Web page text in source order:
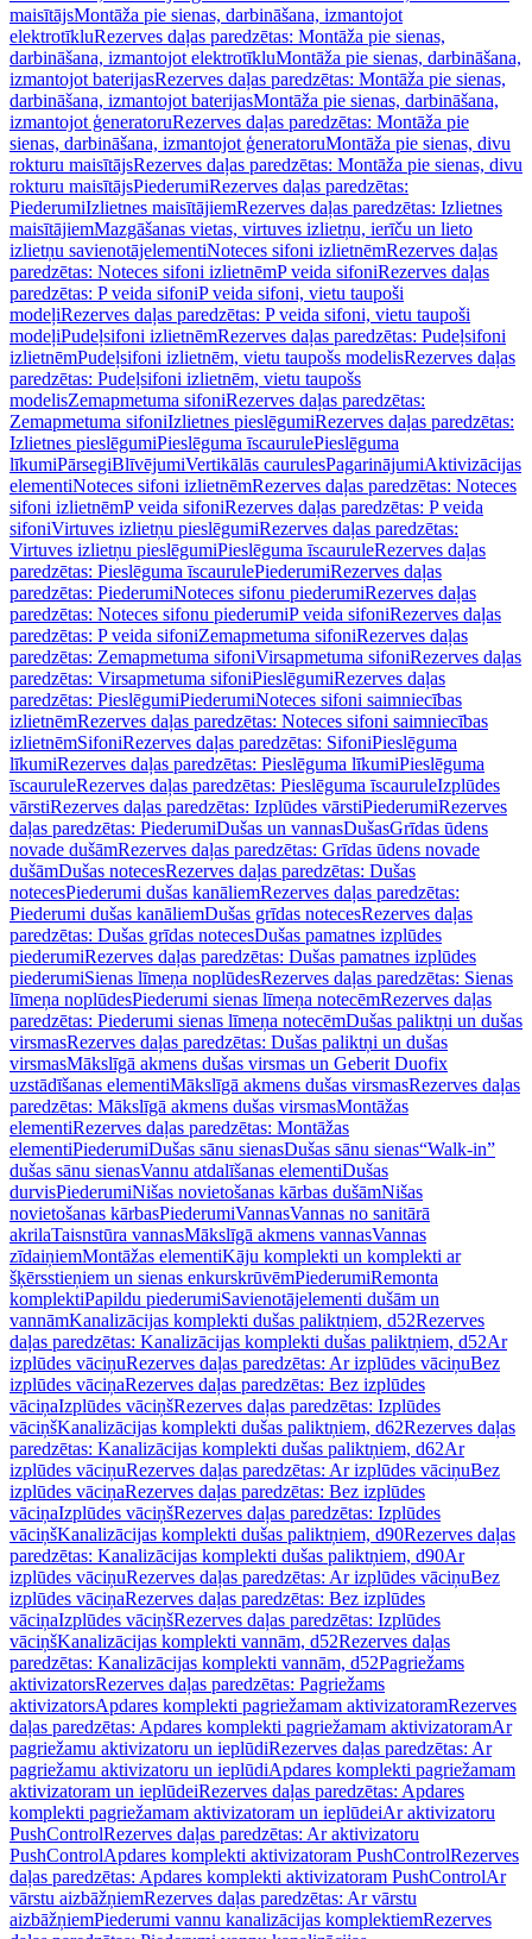
maisītājsMontāža pie sienas, darbināšana, izmantojot
elektrotīkluRezerves daļas paredzētas: Montāža pie sienas,
darbināšana, izmantojot elektrotīkluMontāža pie sienas, darbināšana,
izmantojot baterijasRezerves daļas paredzētas: Montāža pie sienas,
darbināšana, izmantojot baterijasMontāža pie sienas, darbināšana,
izmantojot ģeneratoruRezerves daļas paredzētas: Montāža pie
sienas, darbināšana, izmantojot ģeneratoruMontāža pie sienas, divu
rokturu maisītājsRezerves daļas paredzētas: Montāža pie sienas, divu
rokturu maisītājsPiederumiRezerves daļas paredzētas:
PiederumiIzlietnes maisītājiemRezerves daļas paredzētas: Izlietnes
maisītājiemMazgāšanas vietas, virtuves izlietņu, ierīču un lieto
izlietņu savienotājelementiNoteces sifoni izlietnēmRezerves daļas
paredzētas: Noteces sifoni izlietnēmP veida sifoniRezerves daļas
paredzētas: P veida sifoniP veida sifoni, vietu taupoši
modeļiRezerves daļas paredzētas: P veida sifoni, vietu taupoši
modeļiPudeļsifoni izlietnēmRezerves daļas paredzētas: Pudeļsifoni
izlietnēmPudeļsifoni izlietnēm, vietu taupošs modelisRezerves daļas
paredzētas: Pudeļsifoni izlietnēm, vietu taupošs
modelisZemapmetuma sifoniRezerves daļas paredzētas:
Zemapmetuma sifoniIzlietnes pieslēgumiRezerves daļas paredzētas:
Izlietnes pieslēgumiPieslēguma īscaurulePieslēguma
līkumiPārsegiBlīvējumiVertikālās caurulesPagarinājumiAktivizācijas
elementiNoteces sifoni izlietnēmRezerves daļas paredzētas: Noteces
sifoni izlietnēmP veida sifoniRezerves daļas paredzētas: P veida
sifoniVirtuves izlietņu pieslēgumiRezerves daļas paredzētas:
Virtuves izlietņu pieslēgumiPieslēguma īscauruleRezerves daļas
paredzētas: Pieslēguma īscaurulePiederumiRezerves daļas
paredzētas: PiederumiNoteces sifonu piederumiRezerves daļas
paredzētas: Noteces sifonu piederumiP veida sifoniRezerves daļas
paredzētas: P veida sifoniZemapmetuma sifoniRezerves daļas
paredzētas: Zemapmetuma sifoniVirsapmetuma sifoniRezerves daļas
paredzētas: Virsapmetuma sifoniPieslēgumiRezerves daļas
paredzētas: PieslēgumiPiederumiNoteces sifoni saimniecības
izlietnēmRezerves daļas paredzētas: Noteces sifoni saimniecības
izlietnēmSifoniRezerves daļas paredzētas: SifoniPieslēguma
līkumiRezerves daļas paredzētas: Pieslēguma līkumiPieslēguma
īscauruleRezerves daļas paredzētas: Pieslēguma īscauruleIzplūdes
vārstiRezerves daļas paredzētas: Izplūdes vārstiPiederumiRezerves
daļas paredzētas: PiederumiDušas un vannasDušasGrīdas ūdens
novade dušāmRezerves daļas paredzētas: Grīdas ūdens novade
dušāmDušas notecesRezerves daļas paredzētas: Dušas
notecesPiederumi dušas kanāliemRezerves daļas paredzētas:
Piederumi dušas kanāliemDušas grīdas notecesRezerves daļas
paredzētas: Dušas grīdas notecesDušas pamatnes izplūdes
piederumiRezerves daļas paredzētas: Dušas pamatnes izplūdes
piederumiSienas līmeņa noplūdesRezerves daļas paredzētas: Sienas
līmeņa noplūdesPiederumi sienas līmeņa notecēmRezerves daļas
paredzētas: Piederumi sienas līmeņa notecēmDušas paliktņi un dušas
virsmasRezerves daļas paredzētas: Dušas paliktņi un dušas
virsmasMākslīgā akmens dušas virsmas un Geberit Duofix
uzstādīšanas elementiMākslīgā akmens dušas virsmasRezerves daļas
paredzētas: Mākslīgā akmens dušas virsmasMontāžas
elementiRezerves daļas paredzētas: Montāžas
elementiPiederumiDušas sānu sienasDušas sānu sienas“Walk-in”
dušas sānu sienasVannu atdalīšanas elementiDušas
durvisPiederumiNišas novietošanas kārbas dušāmNišas
novietošanas kārbasPiederumiVannasVannas no sanitārā
akrilaTaisnstūra vannasMākslīgā akmens vannasVannas
zīdaiņiemMontāžas elementiKāju komplekti un komplekti ar
šķērsstieņiem un sienas enkurskrūvēmPiederumiRemonta
komplektiPapildu piederumiSavienotājelementi dušām un
vannāmKanalizācijas komplekti dušas paliktņiem, d52Rezerves
daļas paredzētas: Kanalizācijas komplekti dušas paliktņiem, d52Ar
izplūdes vāciņuRezerves daļas paredzētas: Ar izplūdes vāciņuBez
izplūdes vāciņaRezerves daļas paredzētas: Bez izplūdes
vāciņaIzplūdes vāciņšRezerves daļas paredzētas: Izplūdes
vāciņšKanalizācijas komplekti dušas paliktņiem, d62Rezerves daļas
paredzētas: Kanalizācijas komplekti dušas paliktņiem, d62Ar
izplūdes vāciņuRezerves daļas paredzētas: Ar izplūdes vāciņuBez
izplūdes vāciņaRezerves daļas paredzētas: Bez izplūdes
vāciņaIzplūdes vāciņšRezerves daļas paredzētas: Izplūdes
vāciņšKanalizācijas komplekti dušas paliktņiem, d90Rezerves daļas
paredzētas: Kanalizācijas komplekti dušas paliktņiem, d90Ar
izplūdes vāciņuRezerves daļas paredzētas: Ar izplūdes vāciņuBez
izplūdes vāciņaRezerves daļas paredzētas: Bez izplūdes
vāciņaIzplūdes vāciņšRezerves daļas paredzētas: Izplūdes
vāciņšKanalizācijas komplekti vannām, d52Rezerves daļas
paredzētas: Kanalizācijas komplekti vannām, d52Pagriežams
aktivizatorsRezerves daļas paredzētas: Pagriežams
aktivizatorsApdares komplekti pagriežamam aktivizatoramRezerves
daļas paredzētas: Apdares komplekti pagriežamam aktivizatoramAr
pagriežamu aktivizatoru un ieplūdiRezerves daļas paredzētas: Ar
pagriežamu aktivizatoru un ieplūdiApdares komplekti pagriežamam
aktivizatoram un ieplūdeiRezerves daļas paredzētas: Apdares
komplekti pagriežamam aktivizatoram un ieplūdeiAr aktivizatoru
PushControlRezerves daļas paredzētas: Ar aktivizatoru
PushControlApdares komplekti aktivizatoram PushControlRezerves
daļas paredzētas: Apdares komplekti aktivizatoram PushControlAr
vārstu aizbāžņiemRezerves daļas paredzētas: Ar vārstu
aizbāžņiemPiederumi vannu kanalizācijas komplektiemRezerves